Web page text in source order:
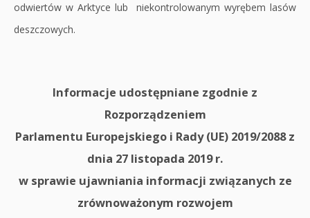
odwiertów w Arktyce lub niekontrolowanym wyrębem lasów
deszczowych.
Informacje udostępniane zgodnie z
Rozporządzeniem
Parlamentu Europejskiego i Rady (UE) 2019/2088 z
dnia 27 listopada 2019 r.
w sprawie ujawniania informacji związanych ze
zrównoważonym rozwojem